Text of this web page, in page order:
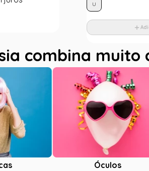
U
combina muito
Óculos